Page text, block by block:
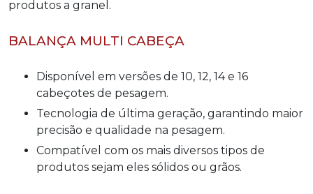
produtos a granel.
BALANÇA MULTI CABEÇA
Disponível em versões de 10, 12, 14 e 16
cabeçotes de pesagem.
Tecnologia de última geração, garantindo maior
precisão e qualidade na pesagem.
Compatível com os mais diversos tipos de
produtos sejam eles sólidos ou grãos.